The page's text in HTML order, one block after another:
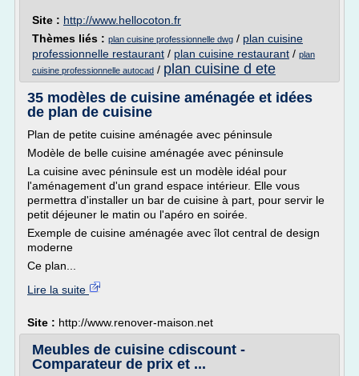
Site : http://www.hellocoton.fr
Thèmes liés : plan cuisine professionnelle dwg / plan cuisine
professionnelle restaurant / plan cuisine restaurant / plan
cuisine professionnelle autocad / plan cuisine d ete
35 modèles de cuisine aménagée et idées
de plan de cuisine
Plan de petite cuisine aménagée avec péninsule
Modèle de belle cuisine aménagée avec péninsule
La cuisine avec péninsule est un modèle idéal pour
l'aménagement d'un grand espace intérieur. Elle vous
permettra d'installer un bar de cuisine à part, pour servir le
petit déjeuner le matin ou l'apéro en soirée.
Exemple de cuisine aménagée avec îlot central de design
moderne
Ce plan...
Lire la suite
Site : http://www.renover-maison.net
Meubles de cuisine cdiscount -
Comparateur de prix et ...